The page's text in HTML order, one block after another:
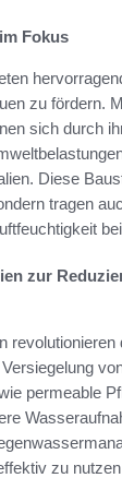
Fokus
zu fördern.
sich durch
Diese
tragen
zur
permeable
zu